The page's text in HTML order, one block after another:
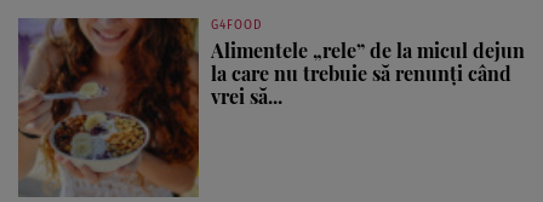
G4FOOD
Alimentele „rele” de la micul dejun
la care nu trebuie să renunți când
vrei să...